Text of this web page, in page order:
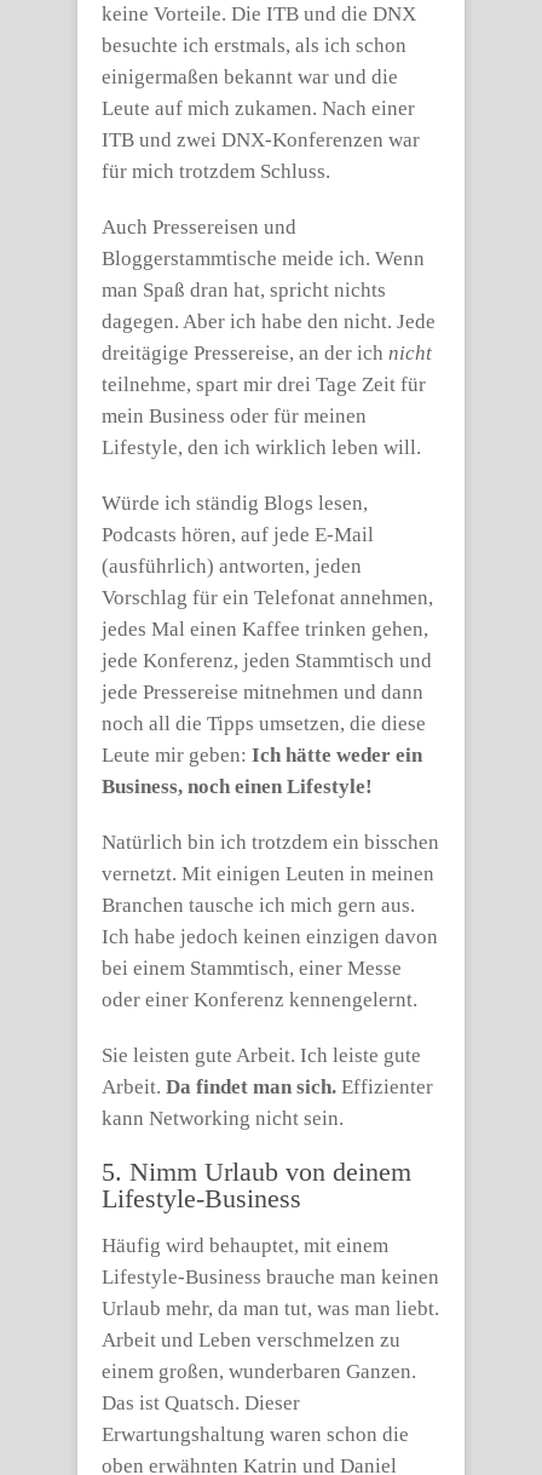
keine Vorteile. Die ITB und die DNX
besuchte ich erstmals, als ich schon
einigermaßen bekannt war und die
Leute auf mich zukamen. Nach einer
ITB und zwei DNX-Konferenzen war
für mich trotzdem Schluss.
Auch Pressereisen und
Bloggerstammtische meide ich. Wenn
man Spaß dran hat, spricht nichts
dagegen. Aber ich habe den nicht. Jede
dreitägige Pressereise, an der ich nicht
teilnehme, spart mir drei Tage Zeit für
mein Business oder für meinen
Lifestyle, den ich wirklich leben will.
Würde ich ständig Blogs lesen,
Podcasts hören, auf jede E-Mail
(ausführlich) antworten, jeden
Vorschlag für ein Telefonat annehmen,
jedes Mal einen Kaffee trinken gehen,
jede Konferenz, jeden Stammtisch und
jede Pressereise mitnehmen und dann
noch all die Tipps umsetzen, die diese
Leute mir geben: Ich hätte weder ein
Business, noch einen Lifestyle!
Natürlich bin ich trotzdem ein bisschen
vernetzt. Mit einigen Leuten in meinen
Branchen tausche ich mich gern aus.
Ich habe jedoch keinen einzigen davon
bei einem Stammtisch, einer Messe
oder einer Konferenz kennengelernt.
Sie leisten gute Arbeit. Ich leiste gute
Arbeit. Da findet man sich. Effizienter
kann Networking nicht sein.
5. Nimm Urlaub von deinem
Lifestyle-Business
Häufig wird behauptet, mit einem
Lifestyle-Business brauche man keinen
Urlaub mehr, da man tut, was man liebt.
Arbeit und Leben verschmelzen zu
einem großen, wunderbaren Ganzen.
Das ist Quatsch. Dieser
Erwartungshaltung waren schon die
oben erwähnten Katrin und Daniel